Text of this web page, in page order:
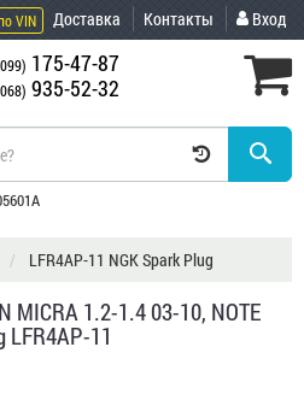
VIN Доставка Контакты Вход
175-47-87
935-52-32
LFR4AP-11 NGK Spark Plug
MICRA 1.2-1.4 03-10, NOTE
LFR4AP-11